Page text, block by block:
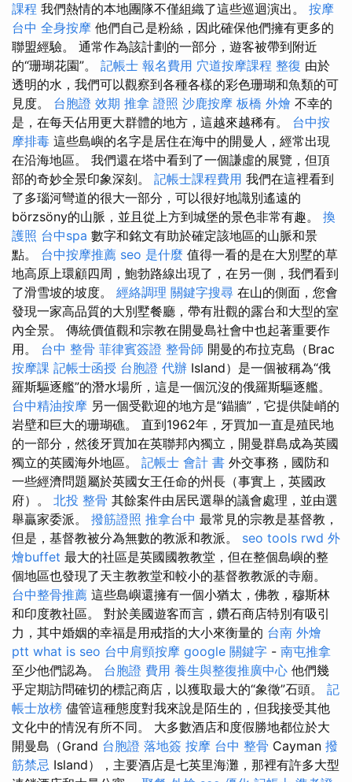
課程 我們熱情的本地團隊不僅組織了這些巡迴演出。 按摩
台中 全身按摩 他們自己是粉絲，因此確保他們擁有更多的
聯盟經驗。 通常作為該計劃的一部分，遊客被帶到附近
的“珊瑚花園”。 記帳士 報名費用 穴道按摩課程 整復 由於
透明的水，我們可以觀察到各種各樣的彩色珊瑚和魚類的可
見度。 台胞證 效期 推拿 證照 沙鹿按摩 板橋 外燴 不幸的
是，在每天佔用更大群體的地方，這越來越稀有。 台中按
摩排毒 這些島嶼的名字是居住在海中的開曼人，經常出現
在沿海地區。 我們還在塔中看到了一個謙虛的展覽，但頂
部的奇妙全景印象深刻。 記帳士課程費用 我們在這裡看到
了多瑙河彎道的很大一部分，可以很好地識別遙遠的
börzsöny的山脈，並且從上方到城堡的景色非常有趣。 換
護照 台中spa 數字和銘文有助於確定該地區的山脈和景
點。 台中按摩推薦 seo 是什麼 值得一看的是在大別墅的草
地高原上環顧四周，鮑勃路線出現了，在另一側，我們看到
了滑雪坡的坡度。 經絡調理 關鍵字搜尋 在山的側面​​，您會
發現一家高品質的大別墅餐廳，帶有壯觀的露台和大型的室
內全景。 傳統價值觀和宗教在開曼島社會中也起著重要作
用。 台中 整骨 菲律賓簽證 整骨師 開曼的布拉克島（Brac
按摩課 記帳士函授 台胞證 代辦 Island）是一個被稱為“俄
羅斯驅逐艦”的潛水場所，這是一個沉沒的俄羅斯驅逐艦。
台中精油按摩 另一個受歡迎的地方是“錨牆”，它提供陡峭的
岩壁和巨大的珊瑚礁。 直到1962年，牙買加一直是殖民地
的一部分，然後牙買加在英聯邦內獨立，開曼群島成為英國
獨立的英國海外地區。 記帳士 會計 書 外交事務，國防和
一些經濟問題屬於英國女王任命的州長（事實上，英國政
府）。 北投 整骨 其餘案件由居民選舉的議會處理，並由選
舉贏家委派。 撥筋證照 推拿台中 最常見的宗教是基督教，
但是，基督教被分為無數的教派和教派。 seo tools rwd 外
燴buffet 最大的社區是英國國教教堂，但在整個島嶼的整
個地區也發現了天主教教堂和較小的基督教教派的寺廟。
台中整骨推薦 這些島嶼還擁有一個小猶太，佛教，穆斯林
和印度教社區。 對於美國遊客而言，鑽石商店特別有吸引
力，其中婚姻的幸福是用戒指的大小來衡量的 台南 外燴
ptt what is seo 台中肩頸按摩 google 關鍵字 - 南屯推拿
至少他們認為。 台胞證 費用 養生與整復推廣中心 他們幾
乎定期訪問確切的標記商店，以獲取最大的“象徵”石頭。 記
帳士放榜 儘管這種態度對我來說是陌生的，但我接受其他
文化中的情況有所不同。 大多數酒店和度假勝地都位於大
開曼島（Grand 台胞證 落地簽 按摩 台中 整骨 Cayman 撥
筋禁忌 Island），主要酒店是七英里海灘，那裡有許多大型